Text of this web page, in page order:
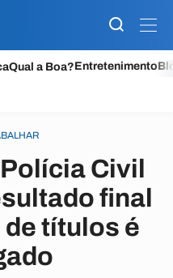
Qual a Boa?Entretenimento
Civil
final
títulos é